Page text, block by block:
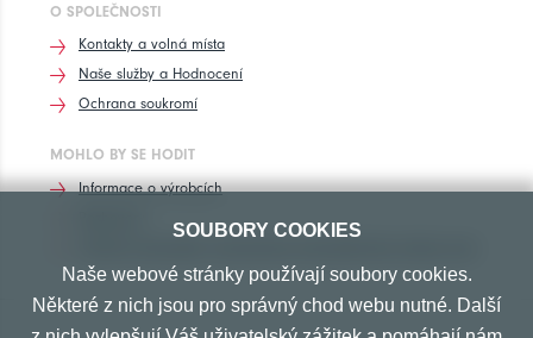
O SPOLEČNOSTI
Kontakty a volná místa
Naše služby a Hodnocení
Ochrana soukromí
MOHLO BY SE HODIT
Informace o výrobcích
SOUBORY COOKIES
Naše webové stránky používají soubory cookies.
Některé z nich jsou pro správný chod webu nutné. Další